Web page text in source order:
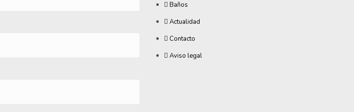
Baños
Actualidad
Contacto
Aviso legal